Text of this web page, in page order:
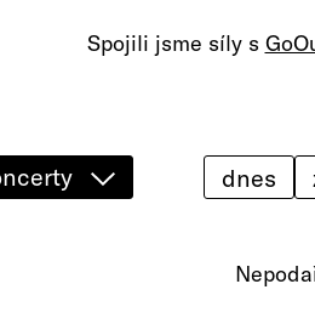
Spojili jsme síly s
dnes